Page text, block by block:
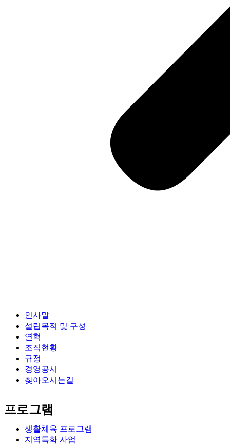
인사말
설립목적 및 구성
연혁
조직현황
규정
경영공시
찾아오시는길
프로그램
생활체육 프로그램
지역특화 사업